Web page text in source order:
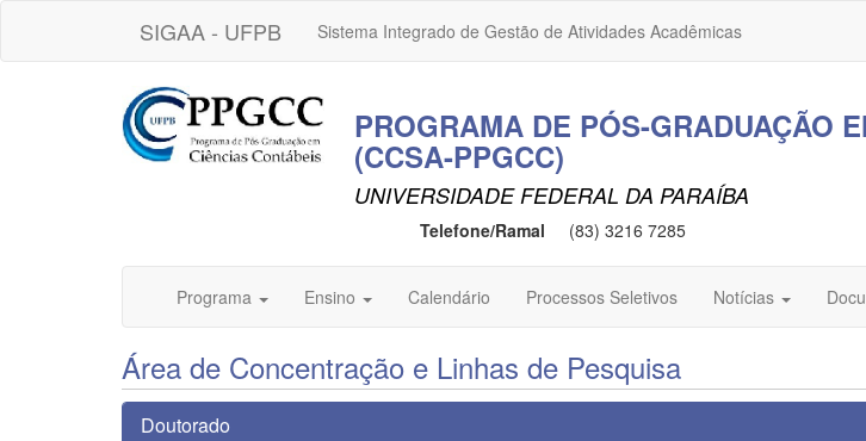
SIGAA - UFPB Sistema Integrado de Gestão de Atividades Acadêmicas
PROGRAMA DE PÓS-GRADUAÇÃO
(CCSA-PPGCC)
UNIVERSIDADE FEDERAL DA PARAÍBA
Telefone/Ramal (83) 3216 7285
Programa Ensino Calendário Processos Seletivos Notícias
Área de Concentração e Linhas de Pesquisa
Doutorado